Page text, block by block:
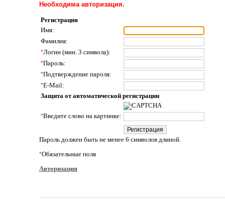
Необходима авторизация.
Регистрация
Имя:
Фамилия:
*Логин (мин. 3 символа):
*Пароль:
*Подтверждение пароля:
*E-Mail:
Защита от автоматической регистрации
*Введите слово на картинке:
Пароль должен быть не менее 6 символов длиной.
*Обязательные поля
Авторизация